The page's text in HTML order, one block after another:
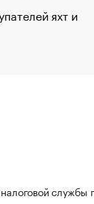
яхт и
службы